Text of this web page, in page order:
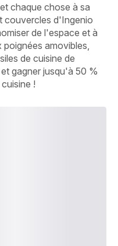
chaque chose à sa
couvercles d'Ingenio
de l'espace et à
amovibles,
de cuisine de
gagner jusqu'à 50 %
!